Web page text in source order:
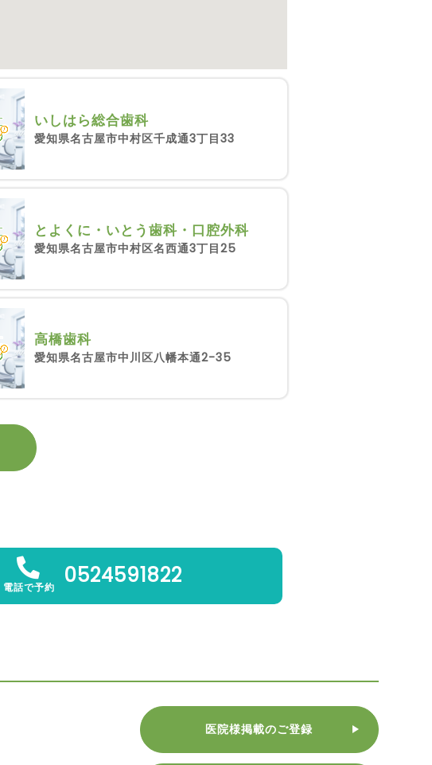
いしはら総合歯科
愛知県名古屋市中村区千成通3丁目33
とよくに・いとう歯科・口腔外科
愛知県名古屋市中村区名西通3丁目25
高橋歯科
愛知県名古屋市中川区八幡本通2-35
電話で予約 0524591822
医院様掲載のご登録